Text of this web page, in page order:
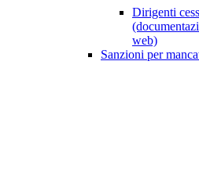
Dirigenti
web)
Sanzioni per